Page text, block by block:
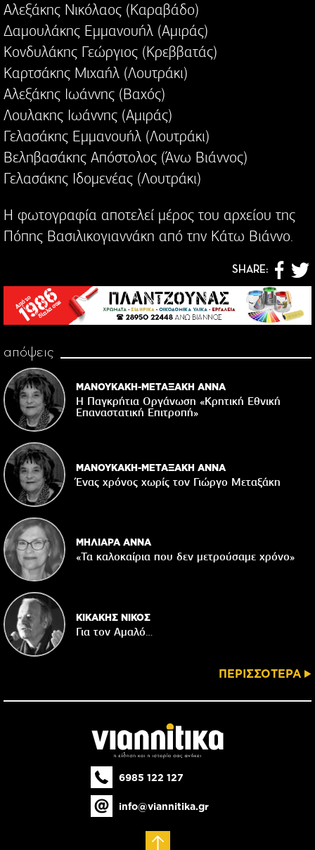
Αλεξάκης Νικόλαος (Καραβάδο)
Δαμουλάκης Εμμανουήλ (Αμιράς)
Κονδυλάκης Γεώργιος (Κρεββατάς)
Καρτσάκης Μιχαήλ (Λουτράκι)
Αλεξάκης Ιωάννης (Βαχός)
Λουλακης Ιωάννης (Αμιράς)
Γελασάκης Εμμανουήλ (Λουτράκι)
Βεληβασάκης Απόστολος (Άνω Βιάννος)
Γελασάκης Ιδομενέας (Λουτράκι)
Η φωτογραφία αποτελεί μέρος του αρχείου της
Πόπης Βασιλικογιαννάκη από την Κάτω Βιάννο.
SHARE:
απόψεις
ΜΑΝΟΥΚΑΚΗ-ΜΕΤΑΞΑΚΗ ΑΝΝΑ
Η Παγκρήτια Οργάνωση «Κρητική Εθνική
Επαναστατική Eπιτροπή»
ΜΑΝΟΥΚΑΚΗ-ΜΕΤΑΞΑΚΗ ΑΝΝΑ
Ένας χρόνος χωρίς τον Γιώργο Μεταξάκη
ΜΗΛΙΑΡΑ ΑΝΝΑ
«Τα καλοκαίρια που δεν μετρούσαμε χρόνο»
ΚΙΚΑΚΗΣ ΝΙΚΟΣ
Για τον Αμαλό…
ΠΕΡΙΣΣΟΤΕΡΑ
6985 122 127
info@viannitika.gr